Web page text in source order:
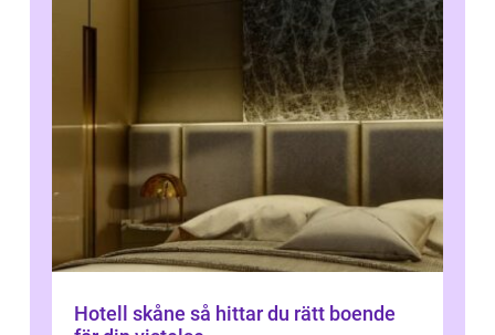
Hotell skåne så hittar du rätt boende